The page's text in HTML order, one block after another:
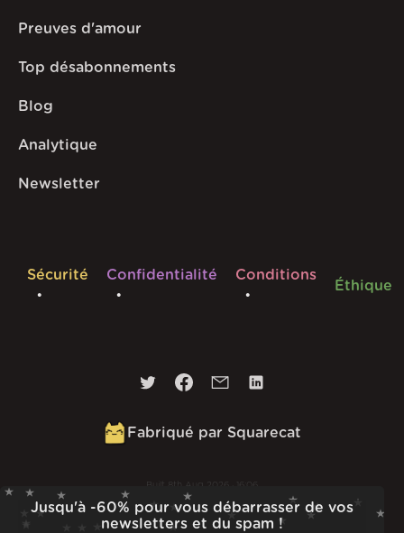
Jusqu'à -60% pour vous débarrasser de vos
newsletters et du spam !
Preuves d'amour
Top désabonnements
Blog
Analytique
Newsletter
Sécurité Confidentialité Conditions
Éthique
Fabriqué par Squarecat
Built 8th Aug 2026 · 16:06
v 1.56.0